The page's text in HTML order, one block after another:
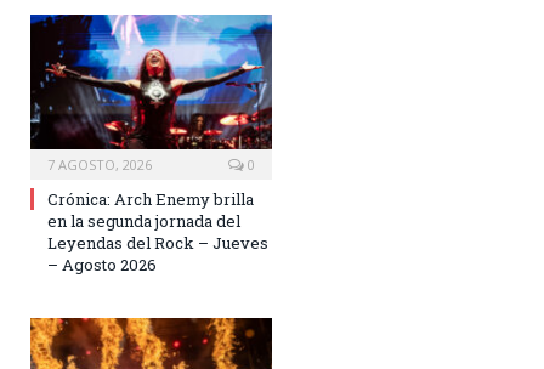
7 AGOSTO, 2026 0
Crónica: Arch Enemy brilla
en la segunda jornada del
Leyendas del Rock – Jueves
– Agosto 2026